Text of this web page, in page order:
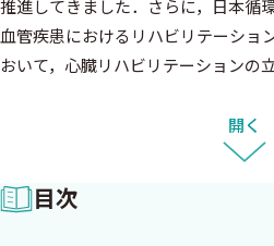
推進してきました．さらに，日本循
血管疾患におけるリハビリテーショ
おいて，心臓リハビリテーションの
に栄養管理も含まれ，「第7章 栄養
げられました．しかし，心臓リハビ
まで運動療法の分野の方が多くのエ
た．それに比べ，栄養の分野はまだ
開く
目次